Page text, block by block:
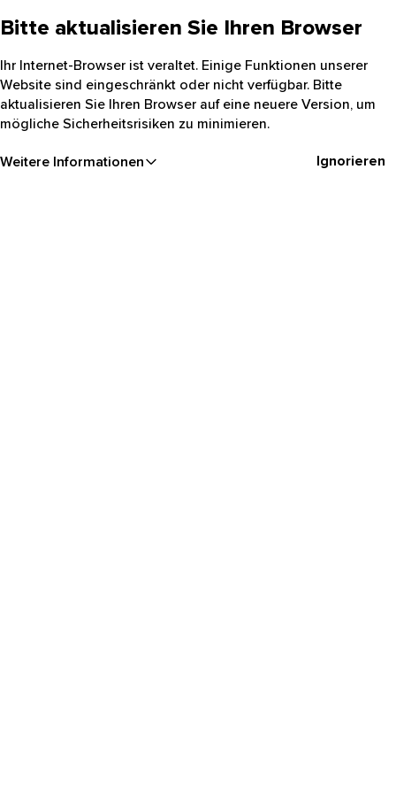
Bitte aktualisieren Sie Ihren Browser
Ihr Internet-Browser ist veraltet. Einige Funktionen unserer
Website sind eingeschränkt oder nicht verfügbar. Bitte
aktualisieren Sie Ihren Browser auf eine neuere Version, um
mögliche Sicherheitsrisiken zu minimieren.
Weitere Informationen Ignorieren